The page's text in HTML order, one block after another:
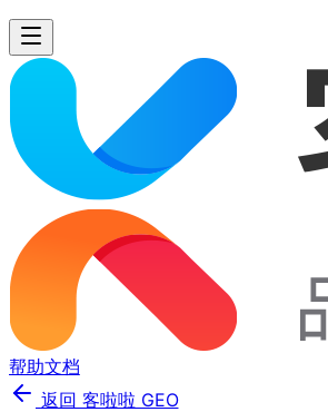
帮助文档
返回 客啦啦 GEO